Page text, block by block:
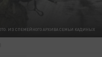
ИЗ СПЕМЕЙНОГО АРХИВА СЕМЬИ КАДИНЫХ